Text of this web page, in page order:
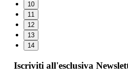
10
11
12
13
14
Iscriviti all'esclusiva